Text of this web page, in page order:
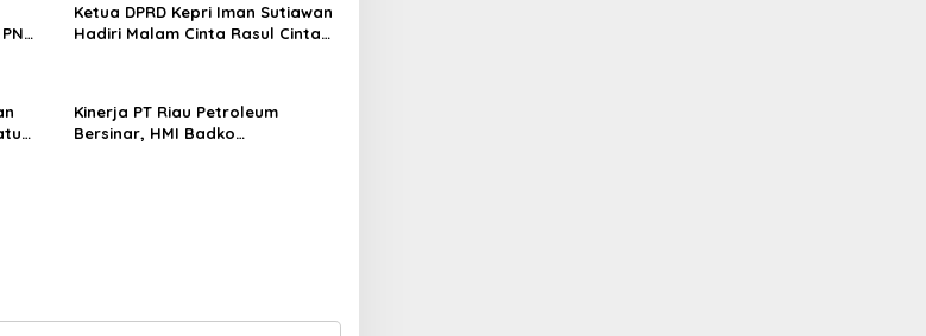
Ketua DPRD Kepri Iman Sutiawan
Hadiri Malam Cinta Rasul Cinta
Kinerja PT Riau Petroleum
Bersinar, HMI Badko